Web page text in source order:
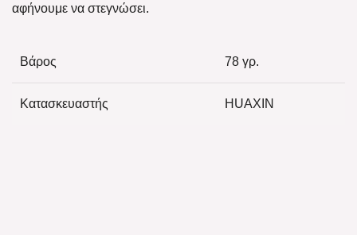
αφήνουμε να στεγνώσει.
Βάρος 78 γρ.
Κατασκευαστής HUAXIN